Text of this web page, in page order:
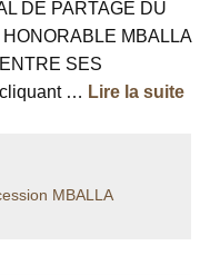
DE PARTAGE DU
MBALLA
SES
… Lire la suite
MBALLA